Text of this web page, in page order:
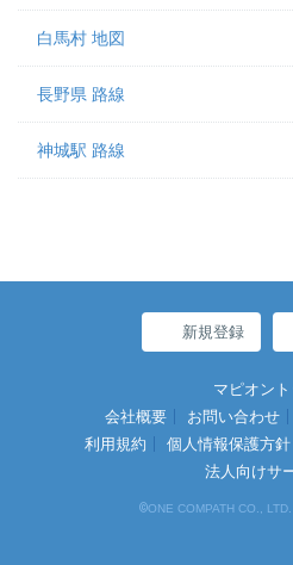
白馬村 地図
長野県 路線
神城駅 路線
新規登録
マピオン
会社概要
お問い合わせ
利用規約
個人情報保護方針
法人向けサ
©ONE COMPATH CO.,